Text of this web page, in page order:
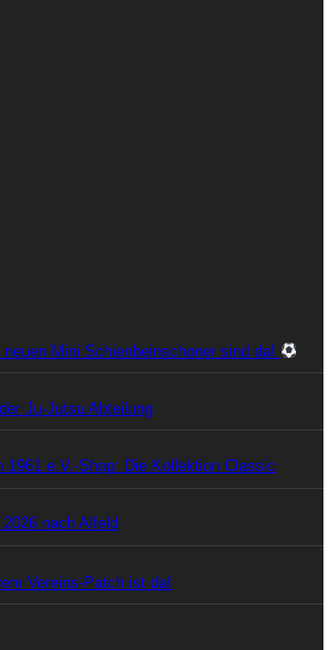
Mini Schienbeinschoner sind da!
Ju-Jutsu Abteilung
1961 e.V.-Shop: Die Kollektion Classic
nach Alfeld
Vereins-Patch ist da!